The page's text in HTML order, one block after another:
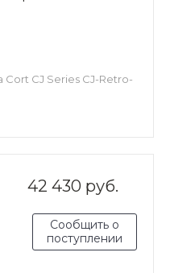
Cort CJ Series CJ-Retro-
42 430 руб.
Сообщить о
поступлении